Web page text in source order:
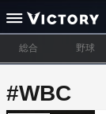
総合 野球
#WBC